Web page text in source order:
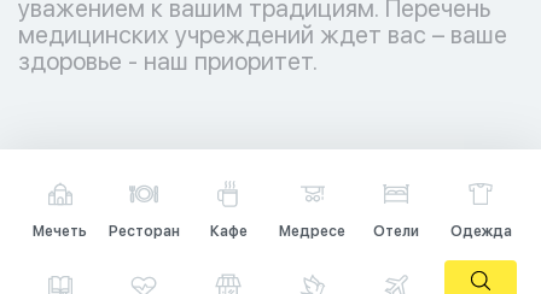
уважением к вашим традициям. Перечень
медицинских учреждений ждет вас – ваше
здоровье - наш приоритет.
Мечеть Ресторан Кафе Медресе Отели Одежда